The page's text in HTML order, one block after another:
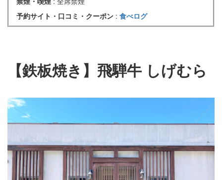
予約サイト・口コミ・クーポン : 食べログ
【鉄板焼き】飛騨牛 しげむら